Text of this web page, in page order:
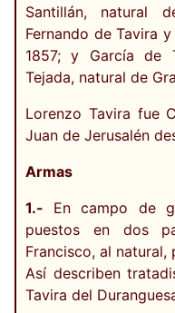
Santillán, natural
Fernando de Tavira
1857; y García de
Tejada, natural de
Lorenzo Tavira fue
Juan de Jerusalén
Armas
1.- En campo de
puestos en dos
Francisco, al
Así describen
Tavira del